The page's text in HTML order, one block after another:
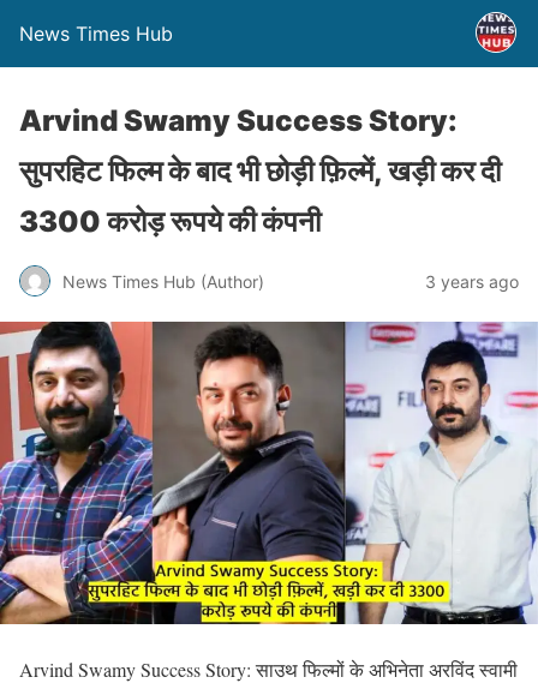
News Times Hub
Arvind Swamy Success Story:
सुपरहिट फिल्म के बाद भी छोड़ी फ़िल्में, खड़ी कर दी
3300 करोड़ रूपये की कंपनी
News Times Hub (Author) 3 years ago
Arvind Swamy Success Story: साउथ फिल्मों के अभिनेता अरविंद स्वामी